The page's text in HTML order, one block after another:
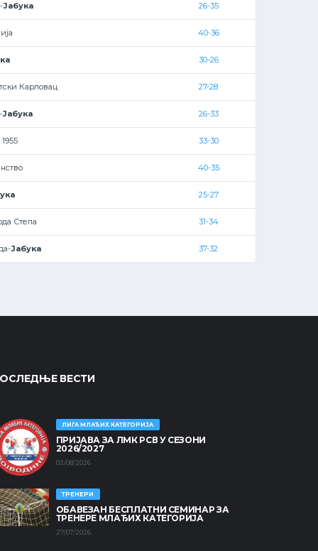
Јабука 26-35
40-36
30-26
Карловац 27-28
Јабука 26-33
33-30
40-35
25-27
Степа 31-34
Јабука 37-32
ВЕСТИ
ЛИГА МЛАЂИХ КАТЕГОРИЈА
ПРИЈАВА ЗА ЛМК РСВ У СЕЗОНИ
2026/2027
02/08/2026
ТРЕНЕРИ
ОБАВЕЗАН БЕСПЛАТНИ СЕМИНАР ЗА
ТРЕНЕРЕ МЛАЂИХ КАТЕГОРИЈА
27/07/2026